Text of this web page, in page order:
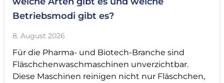
Betriebsmodi gibt es?
8. August 2026
Für die Pharma- und Biotech-Branche sind
Fläschchenwaschmaschinen unverzichtbar.
Diese Maschinen reinigen nicht nur Fläschchen,